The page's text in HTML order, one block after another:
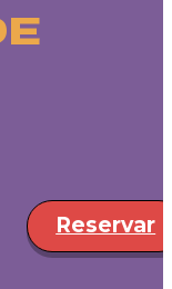
Reservar